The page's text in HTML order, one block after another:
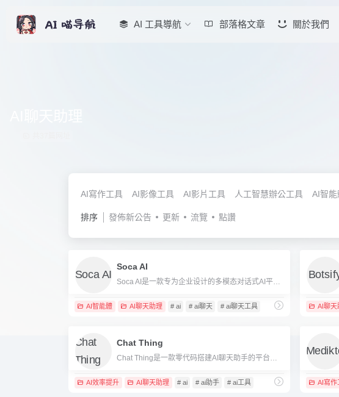
AI 工具導航 部落格文章 關於我們
AI寫作工具 AI影像工具 AI影片工具 人工智慧辦公工具 AI智能
排序 發佈新公告 更新 流覽 點讚
Soca AI
AI智能體 AI聊天助理 # ai # ai聊天 # ai聊天工具 AI聊天
Chat Thing
AI效率提升 AI聊天助理 # ai # ai助手 # ai工具 AI寫作